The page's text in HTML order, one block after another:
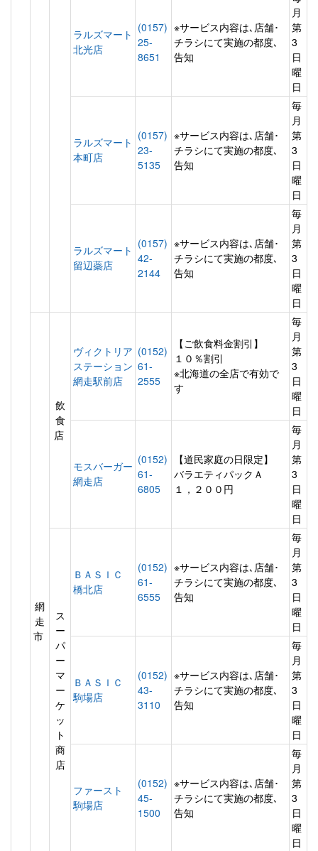
ラルズマート
北光店
(0157)
25-
8651
※サービス内容は､店舗･
チラシにて実施の都度､
告知
月
第
3
日
曜
日
ラルズマート
本町店
(0157)
23-
5135
※サービス内容は､店舗･
チラシにて実施の都度､
告知
毎
月
第
3
日
曜
日
ラルズマート
留辺蘂店
(0157)
42-
2144
※サービス内容は､店舗･
チラシにて実施の都度､
告知
毎
月
第
3
日
曜
日
網
走
市
飲
食
店
ヴィクトリア
ステーション
網走駅前店
(0152)
61-
2555
【ご飲食料金割引】
１０％割引
※北海道の全店で有効で
す
毎
月
第
3
日
曜
日
モスバーガー
網走店
(0152)
61-
6805
【道民家庭の日限定】
バラエティパックＡ
１，２００円
毎
月
第
3
日
曜
日
ス
ー
パ
ー
マ
ー
ケ
ッ
ト
商
店
ＢＡＳＩＣ
橋北店
(0152)
61-
6555
※サービス内容は､店舗･
チラシにて実施の都度､
告知
毎
月
第
3
日
曜
日
ＢＡＳＩＣ
駒場店
(0152)
43-
3110
※サービス内容は､店舗･
チラシにて実施の都度､
告知
毎
月
第
3
日
曜
日
ファースト
駒場店
(0152)
45-
1500
※サービス内容は､店舗･
チラシにて実施の都度､
告知
毎
月
第
3
日
曜
日